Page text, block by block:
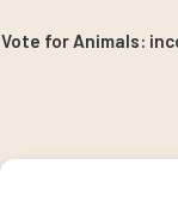
Vote for Animals: